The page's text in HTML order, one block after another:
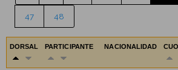
47 48
DORSAL PARTICIPANTE NACIONALIDAD